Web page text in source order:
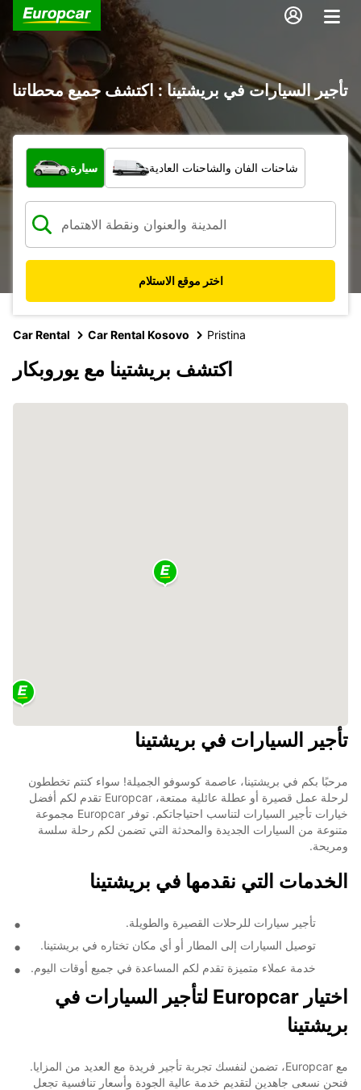
تأجير السيارات في بريشتينا : اكتشف جميع محطاتنا
ما نوع المركبة؟
سيارة شاحنات الفان والشاحنات العادية
اختر موقع الاستلام
Car Rental Car Rental Kosovo Pristina
اكتشف بريشتينا مع يوروبكار
تأجير السيارات في بريشتينا
مرحبًا بكم في بريشتينا، عاصمة كوسوفو الجميلة! سواء كنتم تخططون
لرحلة عمل قصيرة أو عطلة عائلية ممتعة، Europcar تقدم لكم أفضل
خيارات تأجير السيارات لتناسب احتياجاتكم. توفر Europcar مجموعة
متنوعة من السيارات الجديدة والمحدثة التي تضمن لكم رحلة سلسة
ومريحة.
الخدمات التي نقدمها في بريشتينا
تأجير سيارات للرحلات القصيرة والطويلة.
توصيل السيارات إلى المطار أو أي مكان تختاره في بريشتينا.
خدمة عملاء متميزة تقدم لكم المساعدة في جميع أوقات اليوم.
اختيار Europcar لتأجير السيارات في
بريشتينا
مع Europcar، تضمن لنفسك تجربة تأجير فريدة مع العديد من المزايا.
فنحن نسعى جاهدين لتقديم خدمة عالية الجودة وأسعار تنافسية تجعل